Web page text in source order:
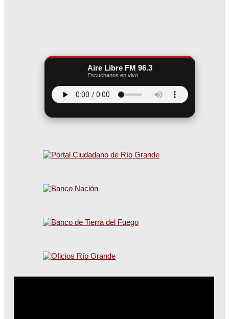
Aire Libre FM 96.3
Escuchanos en vivo